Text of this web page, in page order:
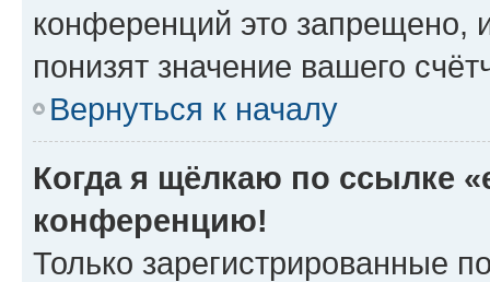
конференций это запрещено,
понизят значение вашего
Вернуться к началу
Когда я щёлкаю по ссылке
конференцию!
Только зарегистрированные